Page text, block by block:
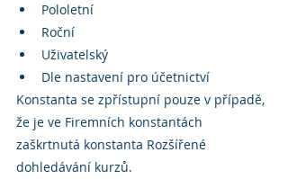
Pololetní
Roční
Uživatelský
Dle nastavení pro účetnictví
Konstanta se zpřístupní pouze v případě,
že je ve Firemních konstantách
zaškrtnutá konstanta Rozšířené
dohledávání kurzů.